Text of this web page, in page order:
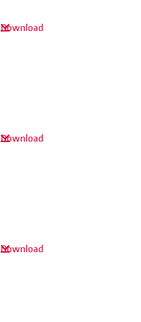
Download
Download
Download